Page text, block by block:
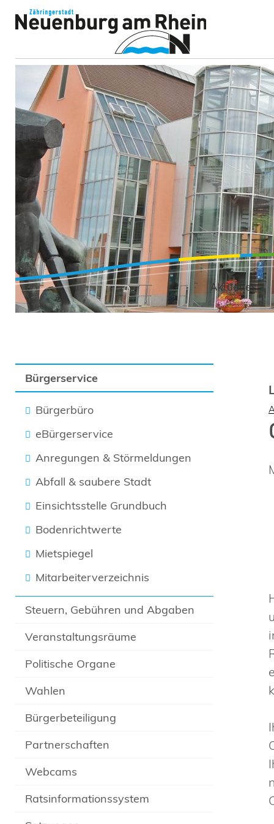
Aktuelles
Bürgerservice
Bürgerbüro
eBürgerservice
Anregungen & Störmeldungen
Abfall & saubere Stadt
Einsichtsstelle Grundbuch
Bodenrichtwerte
Mietspiegel
Mitarbeiterverzeichnis
Steuern, Gebühren und Abgaben
Veranstaltungsräume
Politische Organe
Wahlen
Bürgerbeteiligung
Partnerschaften
Webcams
Ratsinformationssystem